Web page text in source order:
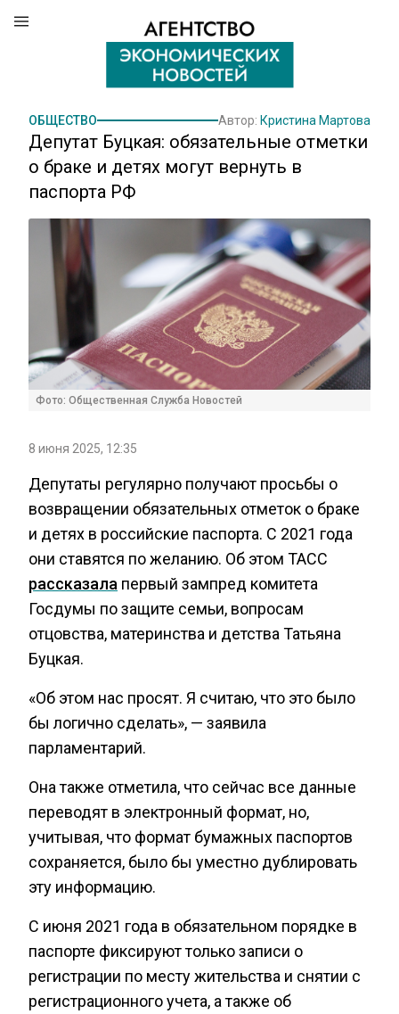
ОБЩЕСТВО Автор: Кристина Мартова
Депутат Буцкая: обязательные отметки
о браке и детях могут вернуть в
паспорта РФ
Фото: Общественная Служба Новостей
8 июня 2025, 12:35
Депутаты регулярно получают просьбы о
возвращении обязательных отметок о браке
и детях в российские паспорта. С 2021 года
они ставятся по желанию. Об этом ТАСС
рассказала первый зампред комитета
Госдумы по защите семьи, вопросам
отцовства, материнства и детства Татьяна
Буцкая.
«Об этом нас просят. Я считаю, что это было
бы логично сделать», — заявила
парламентарий.
Она также отметила, что сейчас все данные
переводят в электронный формат, но,
учитывая, что формат бумажных паспортов
сохраняется, было бы уместно дублировать
эту информацию.
С июня 2021 года в обязательном порядке в
паспорте фиксируют только записи о
регистрации по месту жительства и снятии с
регистрационного учета, а также об